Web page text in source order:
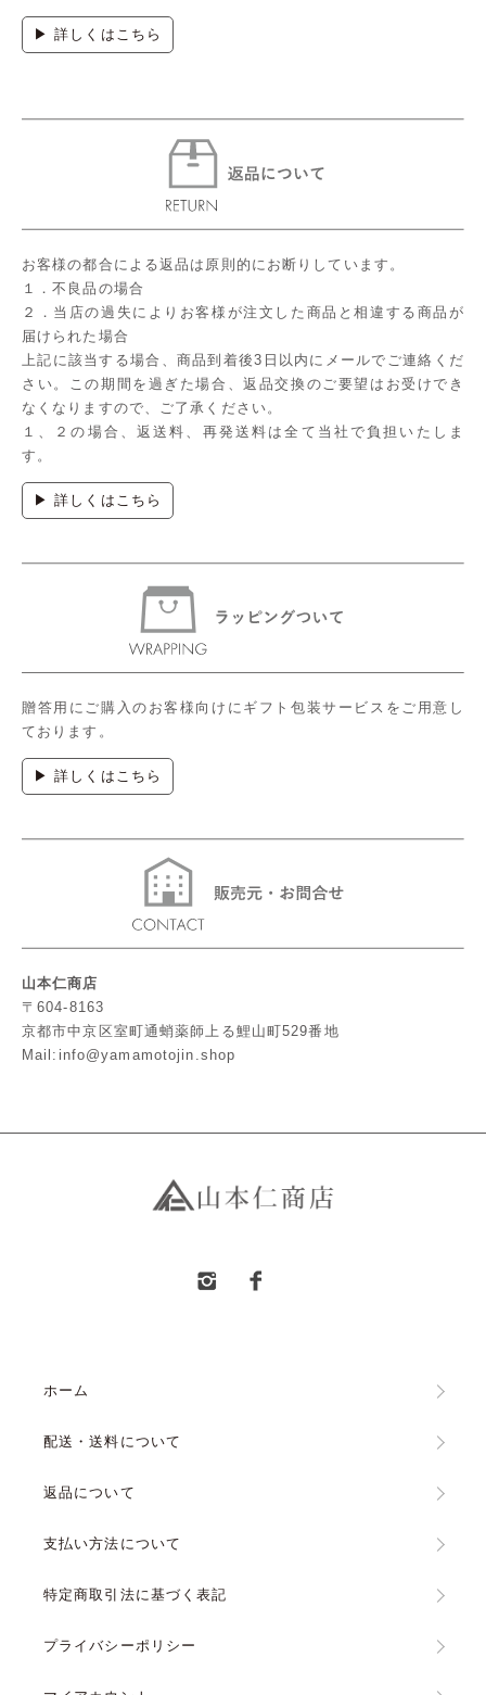
▶ 詳しくはこちら
お客様の都合による返品は原則的にお断りしています。
１．不良品の場合
２．当店の過失によりお客様が注文した商品と相違する商品が
届けられた場合
上記に該当する場合、商品到着後3日以内にメールでご連絡くだ
さい。この期間を過ぎた場合、返品交換のご要望はお受けでき
なくなりますので、ご了承ください。
１、２の場合、返送料、再発送料は全て当社で負担いたしま
す。
▶ 詳しくはこちら
贈答用にご購入のお客様向けにギフト包装サービスをご用意し
ております。
▶ 詳しくはこちら
山本仁商店
〒604-8163
京都市中京区室町通蛸薬師上る鯉山町529番地
Mail:info@yamamotojin.shop
ホーム
配送・送料について
返品について
支払い方法について
特定商取引法に基づく表記
プライバシーポリシー